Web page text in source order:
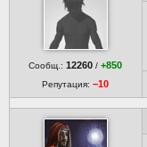
Сообщ.:12260 /+850
Репутация:−10